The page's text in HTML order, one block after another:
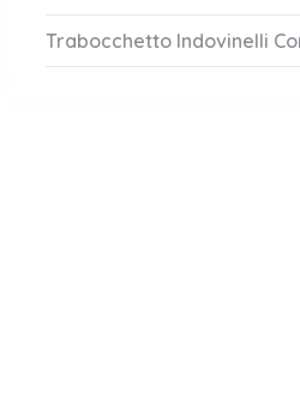
Trabocchetto Indovinelli